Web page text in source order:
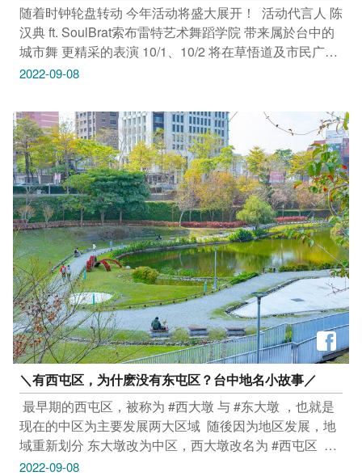
随着时钟轮盘转动 今年活动将盛大展开！​ ​ 活动代言人 陈
汉典 ft. SoulBrat索布雷特艺术舞蹈学院 带来属於台中的
城市舞​ 更精采的表演 10/1、10/2 将在草悟道及市民广场
隆重登场​ ​ 10/1 15:00 草悟道 盛大踩街开场​ #西班牙
压轴演出​ #日本 宝船 道地的阿波踊舞蹈​ ​ 10/1、16:30~
20:00、10/2 15:00~ 20:00 市民广场 一连2天精彩表演 #
九天民俗技艺舞蹈团 阵头艺术气势磅薄​ #西川淑敏舞踊
知家 轻柔优美的日本古典舞蹈​ #nextcreative 动画光影舞
蹈 带来丰富视觉飨宴​ ​ 下午先出发​ 10/1 17:30 ​ 夜逛博物
馆×展场特别活动限额体验​ 科博馆变身「馆前1号所」，
大人的限定夜间专场！​ 一起回到小时候，Follow your
heart 自由探索！​ ​ 最国际、最炫目的演出等玩粉一同观
赏，​ 10/1. 10/2 等玩粉一起舞时舞刻乐台中!​ ​ 更多更详细
活动资讯请上台中观光旅游网 https://reurl.cc/O4YOnA
2022-09-08
＼有西屯区，为什麽没有东屯区？台中地名小故事／​
​ 最早期的西屯区，被称为 #西大墩 与 #东大墩 ，也就是
现在的中区为主要发展两大区域​ ​ 随後因为地区发展，地
域重新划分 东大墩改为中区，西大墩改名为 #西屯区​ ​ 西
屯区是台中人口第二大的区域​ 区域内有许多大专院校、
2022-09-08